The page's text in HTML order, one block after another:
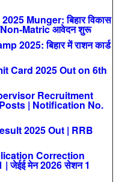
Munger: बिहार विकास
Non-Matric आवेदन शुरू
2025: बिहार में राशन कार्ड
Card 2025 Out on 6th
Recruitment
| Notification No.
2025 Out | RRB
Correction
जेईई मेन 2026 सेशन 1